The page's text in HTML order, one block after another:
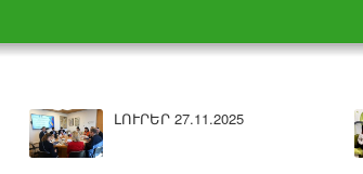
ԼՈՒՐԵՐ 26.11.2025